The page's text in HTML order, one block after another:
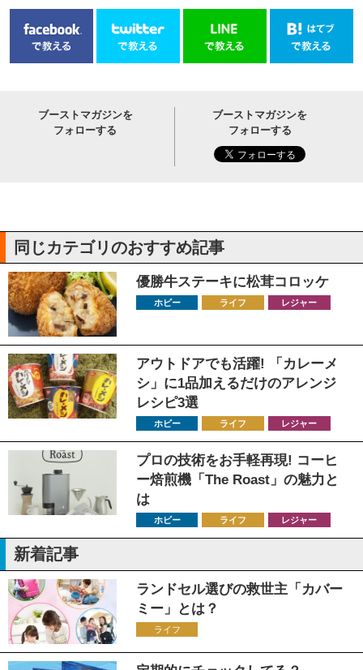
ブーストマガジンを
フォローする
ブーストマガジンを
フォローする
同じカテゴリのおすすめ記事
優勝牛ステーキに松茸コロッケ
ホビー ライフ レジャー
アウトドアでも活躍! 「カレーメ
シ」に1品加えるだけのアレンジ
レシピ3選
ホビー ライフ レジャー
プロの技術をお手軽再現! コーヒ
ー焙煎機「The Roast」の魅力と
は
ホビー ライフ レジャー
新着記事
ランドセル選びの救世主「カバー
ミー」とは？
ライフ